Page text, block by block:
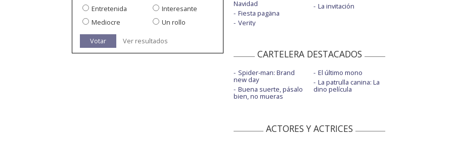
Entretenida
Interesante
Mediocre
Un rollo
Votar Ver resultados
Navidad
Fiesta pagäna
Verity
La invitación
CARTELERA DESTACADOS
Spider-man: Brand
new day
Buena suerte, pásalo
bien, no mueras
El último mono
La patrulla canina: La
dino película
ACTORES Y ACTRICES